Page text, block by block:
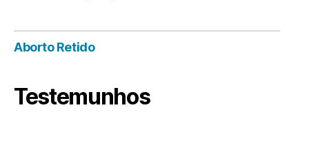
Aborto Retido
Testemunhos